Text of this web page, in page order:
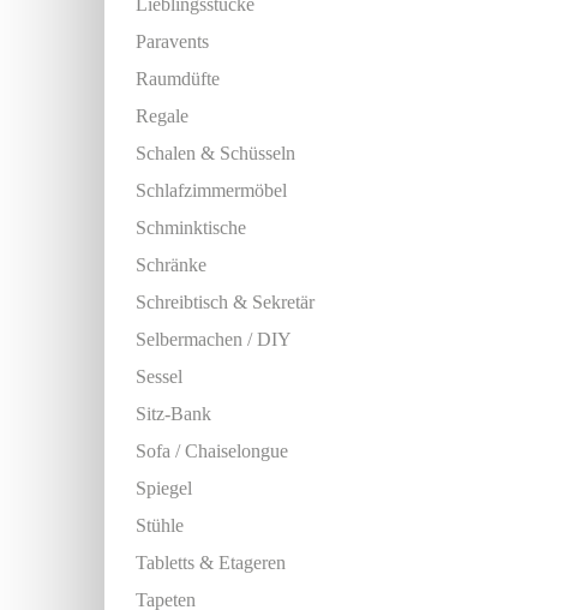
Lieblingsstücke
Paravents
Raumdüfte
Regale
Schalen & Schüsseln
Schlafzimmermöbel
Schminktische
Schränke
Schreibtisch & Sekretär
Selbermachen / DIY
Sessel
Sitz-Bank
Sofa / Chaiselongue
Spiegel
Stühle
Tabletts & Etageren
Tapeten